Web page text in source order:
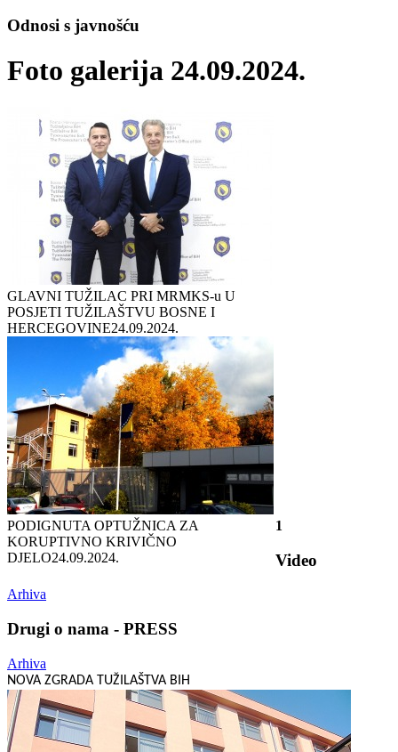
Odnosi s javnošću
Foto galerija 24.09.2024.
GLAVNI TUŽILAC PRI MRMKS-u U
POSJETI TUŽILAŠTVU BOSNE I
HERCEGOVINE24.09.2024.
PODIGNUTA OPTUŽNICA ZA
KORUPTIVNO KRIVIČNO
DJELO24.09.2024.
1
Video
Arhiva
Drugi o nama - PRESS
Arhiva
NOVA ZGRADA TUŽILAŠTVA BIH